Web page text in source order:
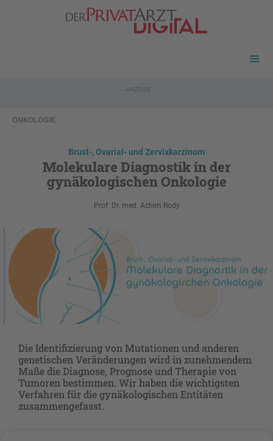
- ANZEIGE -
ONKOLOGIE
Brust-, Ovarial- und Zervixkarzinom
Molekulare Diagnostik in der
gynäkologischen Onkologie
Prof. Dr. med. Achim Rody
Die Identifizierung von Mutationen und anderen
genetischen Veränderungen wird in zunehmendem
Maße die Diagnose, Prognose und Therapie von
Tumoren bestimmen. Wir haben die wichtigsten
Verfahren für die gynäkologischen Entitäten
zusammengefasst.